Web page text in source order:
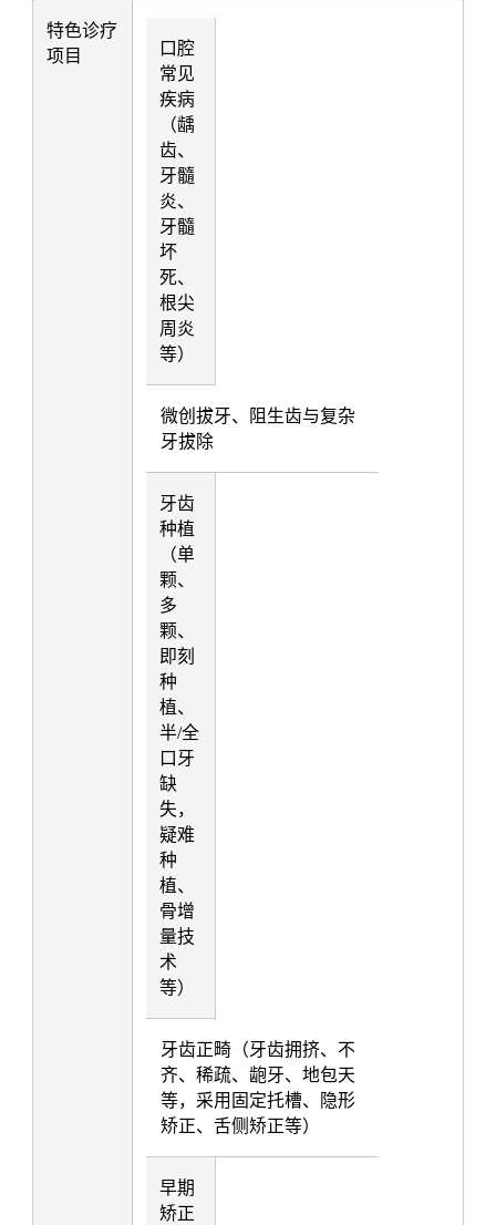
特色诊疗
项目
口腔
常见
疾病
（龋
齿、
牙髓
炎、
牙髓
坏
死、
根尖
周炎
等）
微创拔牙、阻生齿与复杂
牙拔除
牙齿
种植
（单
颗、
多
颗、
即刻
种
植、
半/全
口牙
缺
失，
疑难
种
植、
骨增
量技
术
等）
牙齿正畸（牙齿拥挤、不
齐、稀疏、龅牙、地包天
等，采用固定托槽、隐形
矫正、舌侧矫正等）
早期
矫正